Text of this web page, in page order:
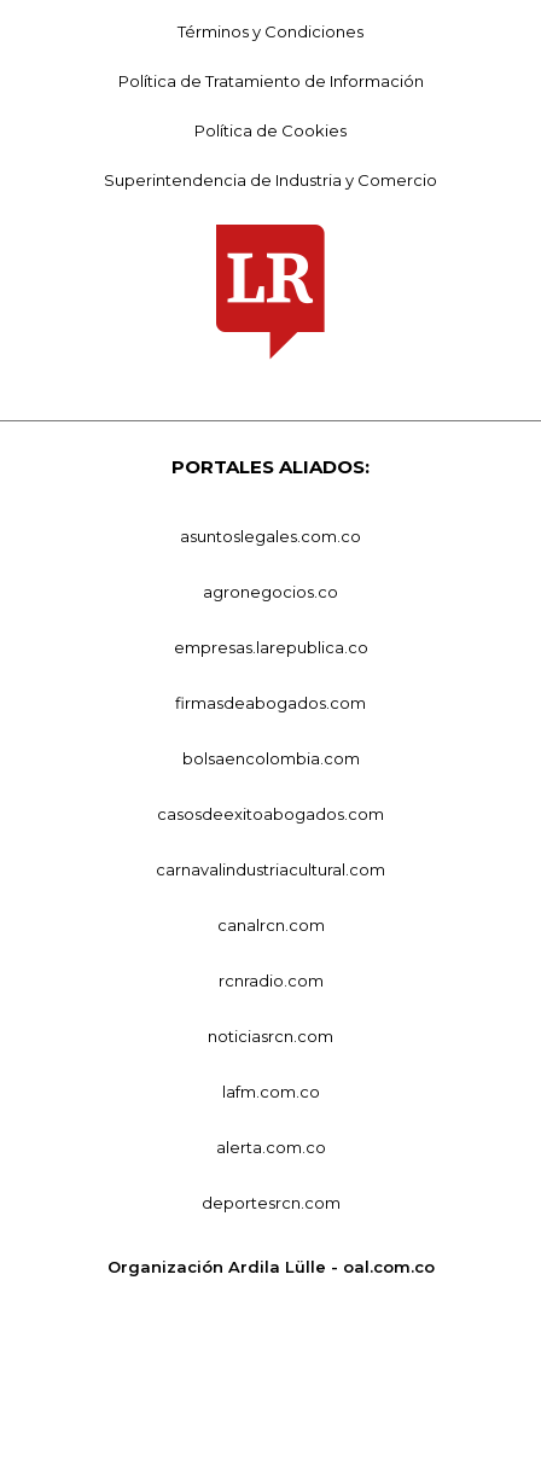
Términos y Condiciones
Política de Tratamiento de Información
Política de Cookies
Superintendencia de Industria y Comercio
PORTALES ALIADOS:
asuntoslegales.com.co
agronegocios.co
empresas.larepublica.co
firmasdeabogados.com
bolsaencolombia.com
casosdeexitoabogados.com
carnavalindustriacultural.com
canalrcn.com
rcnradio.com
noticiasrcn.com
lafm.com.co
alerta.com.co
deportesrcn.com
Organización Ardila Lülle - oal.com.co